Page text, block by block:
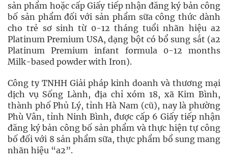
sản phẩm hoặc cấp Giấy tiếp nhận đăng ký bản công
bố sản phẩm đối với sản phẩm sữa công thức dành
cho trẻ sơ sinh từ 0-12 tháng tuổi nhãn hiệu a2
Platinum Premium USA, dạng bột có bổ sung sắt (a2
Platinum Premium infant formula 0-12 months
Milk-based powder with Iron).
Công ty TNHH Giải pháp kinh doanh và thương mại
dịch vụ Sống Lành, địa chỉ xóm 18, xã Kim Bình,
thành phố Phủ Lý, tỉnh Hà Nam (cũ), nay là phường
Phù Vân, tỉnh Ninh Bình, được cấp 6 Giấy tiếp nhận
đăng ký bản công bố sản phẩm và thực hiện tự công
bố đối với 8 sản phẩm sữa, thực phẩm bổ sung mang
nhãn hiệu “a2”.